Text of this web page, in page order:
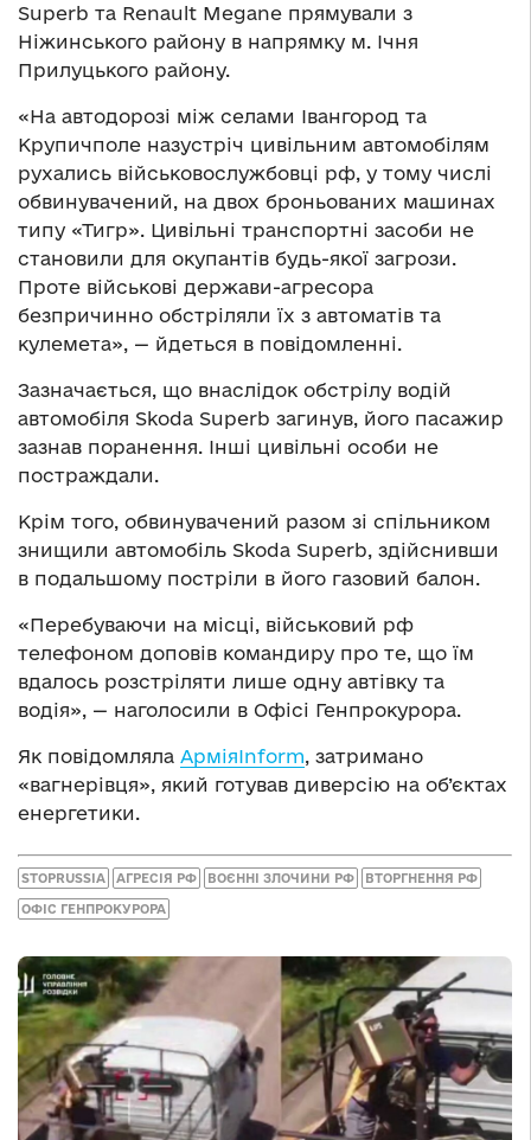
Superb та Renault Mеgane прямували з
Ніжинського району в напрямку м. Ічня
Прилуцького району.
«На автодорозі між селами Івангород та
Крупичполе назустріч цивільним автомобілям
рухались військовослужбовці рф, у тому числі
обвинувачений, на двох броньованих машинах
типу «Тигр». Цивільні транспортні засоби не
становили для окупантів будь-якої загрози.
Проте військові держави-агресора
безпричинно обстріляли їх з автоматів та
кулемета», — йдеться в повідомленні.
Зазначається, що внаслідок обстрілу водій
автомобіля Skoda Superb загинув, його пасажир
зазнав поранення. Інші цивільні особи не
постраждали.
Крім того, обвинувачений разом зі спільником
знищили автомобіль Skoda Superb, здійснивши
в подальшому постріли в його газовий балон.
«Перебуваючи на місці, військовий рф
телефоном доповів командиру про те, що їм
вдалось розстріляти лише одну автівку та
водія», — наголосили в Офісі Генпрокурора.
Як повідомляла АрміяInform, затримано
«вагнерівця», який готував диверсію на об’єктах
енергетики.
STOPRUSSIA АГРЕСІЯ РФ ВОЄННІ ЗЛОЧИНИ РФ ВТОРГНЕННЯ РФ
ОФІС ГЕНПРОКУРОРА